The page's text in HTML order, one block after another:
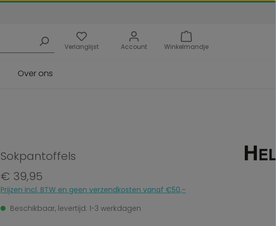
Verlanglijst Account Winkelmandje
Over ons
Sokpantoffels
Normale prijs:
€ 39,95
Prijzen incl. BTW en geen verzendkosten vanaf €50,-
Beschikbaar, levertijd: 1-3 werkdagen